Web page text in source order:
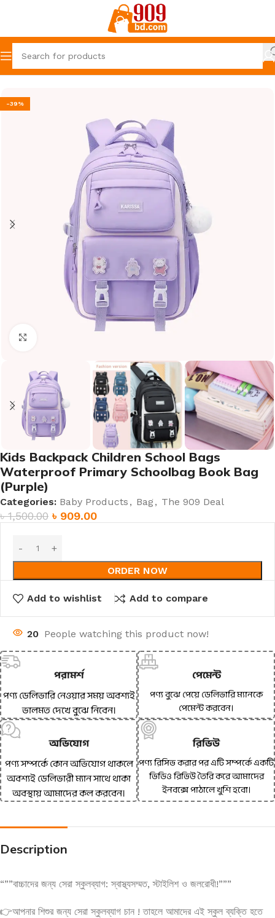
Home Baby Products
-39%
Kids Backpack Children School Bags
Waterproof Primary Schoolbag Book Bag
(Purple)
Categories: Baby Products , Bag, The 909 Deal
৳1,500.00 ৳ 909.00
ORDER NOW
Add to wishlist Add to compare
20 People watching this product now!
পরামর্শ
পণ্য ডেলিভারি নেওয়ার সময় অবশ্যই
ভালমত দেখে বুঝে নিবেন।
পেমেন্ট
পণ্য বুঝে পেয়ে ডেলিভারি ম্যানকে
পেমেন্ট করবেন।
অভিযোগ
পণ্য সম্পর্কে কোন অভিযোগ থাকলে
অবশ্যই ডেলিভারী ম্যান সাথে থাকা
অবস্থায় আমাদের কল করবেন।
রিভিউ
পণ্য রিসিভ করার পর এটি সম্পর্কে একটি
ভিডিও রিভিউ তৈরি করে আমাদের
ইনবক্সে পাঠালে খুশি হবো।
Description
“””বাচ্চাদের জন্য সেরা স্কুলব্যাগ: স্বাস্থ্যসম্মত, স্টাইলিশ ও জলরোধী!”””
👉আপনার শিশুর জন্য সেরা স্কুলব্যাগ চান ! তাহলে আমাদের এই স্কুল ব্যক্তি হতে